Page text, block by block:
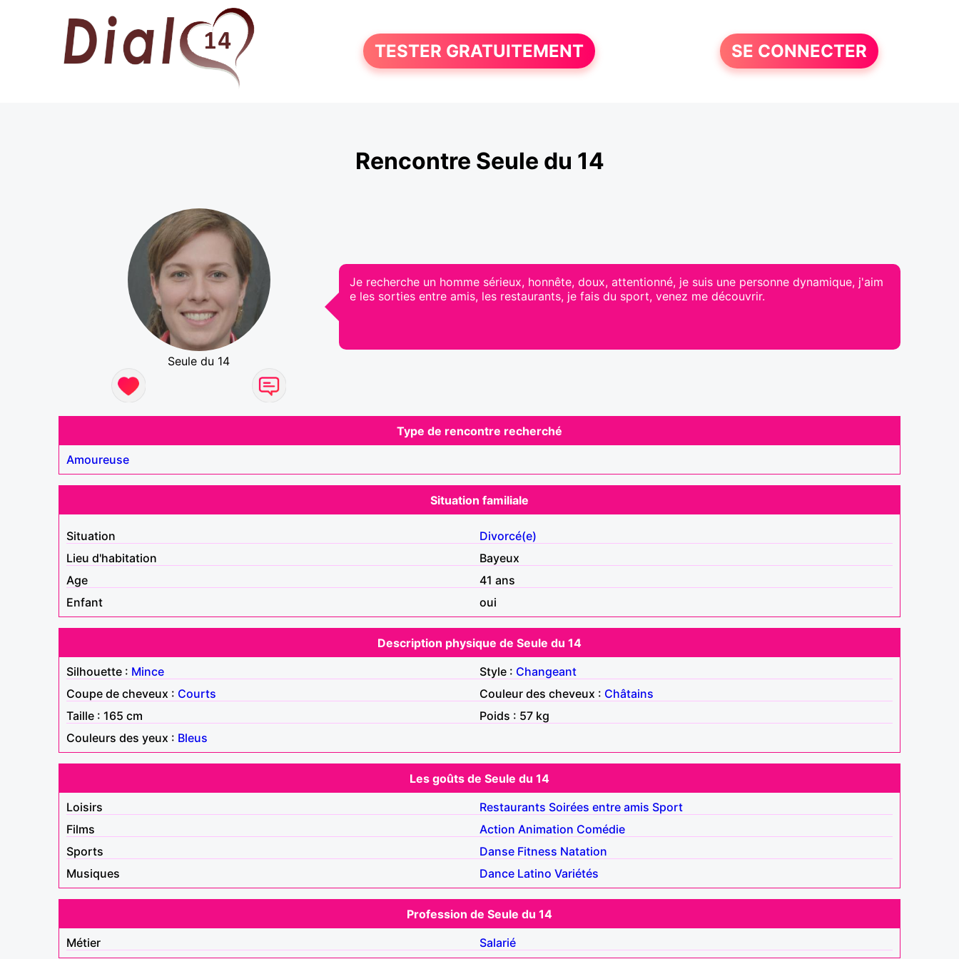
TESTER GRATUITEMENT SE CONNECTER
Rencontre Seule du 14
Seule du 14
Je recherche un homme sérieux, honnête, doux, attentionné, je suis une personne dynamique, j'aim
e les sorties entre amis, les restaurants, je fais du sport, venez me découvrir.
Type de rencontre recherché
Amoureuse
Situation familiale
Situation
Divorcé(e)
Lieu d'habitation
Bayeux
Age
41 ans
Enfant
oui
Description physique de Seule du 14
Silhouette : Mince Style : Changeant
Coupe de cheveux : Courts Couleur des cheveux : Châtains
Taille : 165 cm
Poids : 57 kg
Couleurs des yeux : Bleus
Les goûts de Seule du 14
Loisirs
Restaurants Soirées entre amis Sport
Films
Action Animation Comédie
Sports
Danse Fitness Natation
Musiques
Dance Latino Variétés
Profession de Seule du 14
Métier
Salarié